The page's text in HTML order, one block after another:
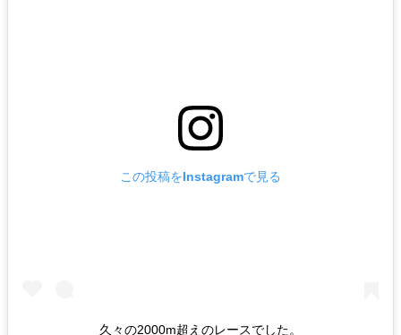
この投稿をInstagramで見る
久々の2000m超えのレースでした。